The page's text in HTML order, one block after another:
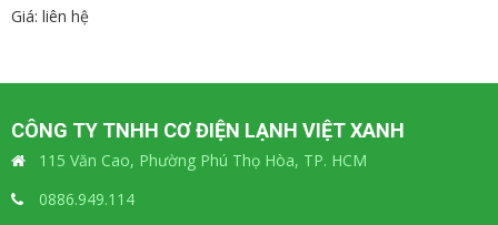
Giá: liên hệ
CÔNG TY TNHH CƠ ĐIỆN LẠNH VIỆT XANH
115 Văn Cao, Phường Phú Thọ Hòa, TP. HCM
0886.949.114